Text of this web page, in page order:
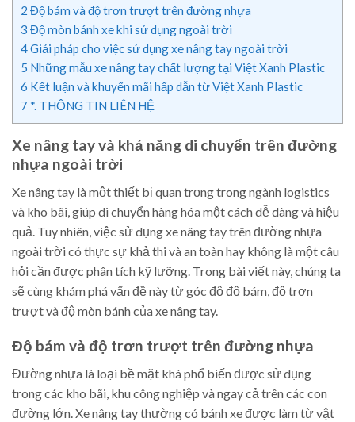
2 Độ bám và độ trơn trượt trên đường nhựa
3 Độ mòn bánh xe khi sử dụng ngoài trời
4Giải pháp cho việc sử dụng xe nâng tay ngoài trời
5 Những mẫu xe nâng tay chất lượng tại Việt Xanh Plastic
6 Kết luận và khuyến mãi hấp dẫn từ Việt Xanh Plastic
7 *. THÔNG TIN LIÊN HỆ
Xe nâng tay và khả năng di chuyển trên đường
nhựa ngoài trời
Xe nâng tay là một thiết bị quan trọng trong ngành logistics
và kho bãi, giúp di chuyển hàng hóa một cách dễ dàng và hiệu
quả. Tuy nhiên, việc sử dụng xe nâng tay trên đường nhựa
ngoài trời có thực sự khả thi và an toàn hay không là một câu
hỏi cần được phân tích kỹ lưỡng. Trong bài viết này, chúng ta
sẽ cùng khám phá vấn đề này từ góc độ độ bám, độ trơn
trượt và độ mòn bánh của xe nâng tay.
Độ bám và độ trơn trượt trên đường nhựa
Đường nhựa là loại bề mặt khá phổ biến được sử dụng
trong các kho bãi, khu công nghiệp và ngay cả trên các con
đường lớn. Xe nâng tay thường có bánh xe được làm từ vật